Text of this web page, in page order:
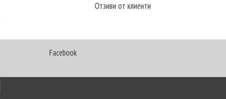
Отзиви от клиенти
Facebook